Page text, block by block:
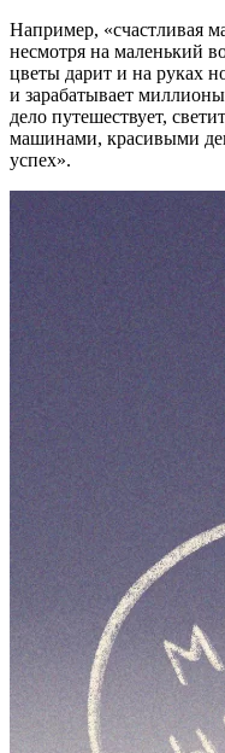
Например, «счастливая
несмотря на маленький
цветы дарит и на руках
и зарабатывает
дело путешествует,
машинами, красивыми
успех».